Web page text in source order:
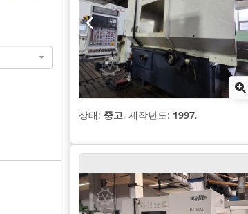
상태: 중고, 제작년도: 1997,